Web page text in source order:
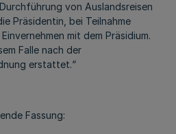
von Auslandsreisen
Präsidentin, bei Teilnahme
mit dem Präsidium.
Falle nach der
erstattet.“
Fassung: